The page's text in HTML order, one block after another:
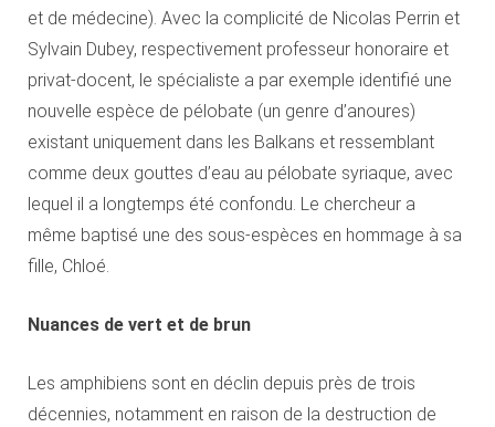
et de médecine). Avec la complicité de Nicolas Perrin et
Sylvain Dubey, respectivement professeur honoraire et
privat-docent, le spécialiste a par exemple identifié une
nouvelle espèce de pélobate (un genre d’anoures)
existant uniquement dans les Balkans et ressemblant
comme deux gouttes d’eau au pélobate syriaque, avec
lequel il a longtemps été confondu. Le chercheur a
même baptisé une des sous-espèces en hommage à sa
fille, Chloé.
Nuances de vert et de brun
Les amphibiens sont en déclin depuis près de trois
décennies, notamment en raison de la destruction de